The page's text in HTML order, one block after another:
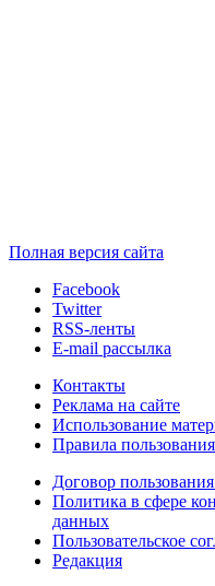
Полная версия сайта
Facebook
Twitter
RSS-ленты
E-mail рассылка
Контакты
Реклама на сайте
Использование
Правила
Договор
Политика в сфере
данных
Пользовательское
Редакция